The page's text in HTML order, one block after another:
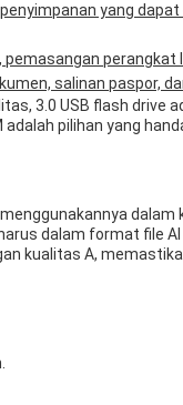
yang
perangkat
salinan paspor,
3.0 USB flash drive
pilihan yang
dalam format file
kualitas A,